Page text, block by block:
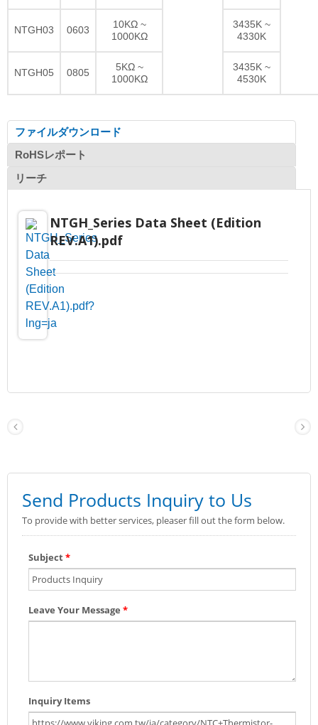
NTGH03 0603
10KΩ ~
1000KΩ
3435K ~
4330K
NTGH05 0805
5KΩ ~
1000KΩ
3435K ~
4530K
ファイルダウンロード
RoHSレポート
リーチ
NTGH_Series Data Sheet (Edition
REV.A1).pdf